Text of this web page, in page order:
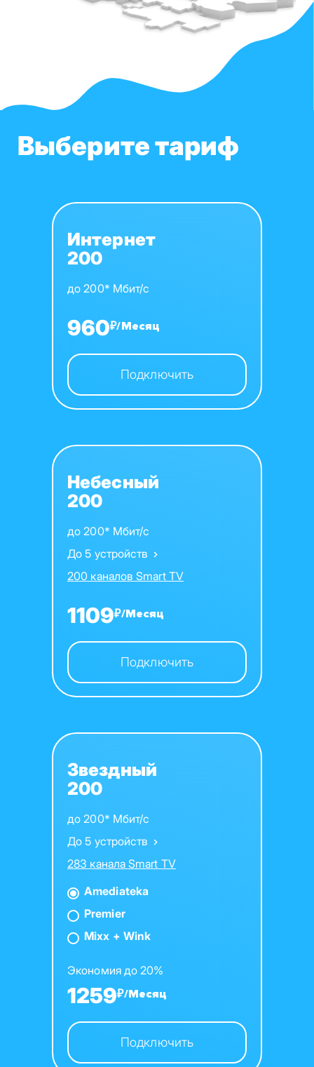
Выберите тариф
Интернет
200
до 200* Мбит/с
960₽/Месяц
Подключить
Небесный
200
до 200* Мбит/с
До 5 устройств
200 каналов Smart TV
1109₽/Месяц
Подключить
Звездный
200
до 200* Мбит/с
До 5 устройств
283 канала Smart TV
Amediateka
Premier
Mixx + Wink
Экономия до 20%
1259₽/Месяц
Подключить